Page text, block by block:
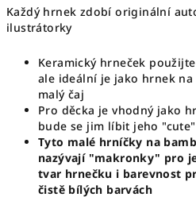
Každý hrnek zdobí originální
ilustrátorky
Keramický hrneček
ale ideální je jako hrnek na
malý čaj
Pro děcka je vhodný jako
bude se jim líbit jeho
Tyto malé hrníčky na
nazývají "makronky" pro
tvar hrnečku i barevnost
čistě bílých barvách